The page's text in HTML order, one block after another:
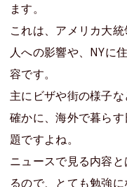
ます。
これは、アメリカ大
人への影響や、NYに
容です。
主にビザや街の様子な
確かに、海外で暮ら
題ですよね。
ニュースで見る内容
るので、とても勉強に